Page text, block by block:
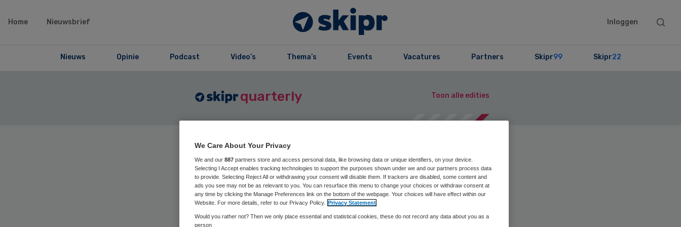
Home Nieuwsbrief Inloggen
Search
Nieuws Opinie Podcast Video’s Thema’s Events Vacatures Partners Skipr99 Skipr22
quarterly Toon alle edities
articles
De diepte | Nog een
We Care About Your Privacy
We and our 887 partners store and access personal data, like browsing data or unique identifiers, on your device.
Selecting I Accept enables tracking technologies to support the purposes shown under we and our partners process data
to provide. Selecting Reject All or withdrawing your consent will disable them. If trackers are disabled, some content and
ads you see may not be as relevant to you. You can resurface this menu to change your choices or withdraw consent at
any time by clicking the Manage Preferences link on the bottom of the webpage. Your choices will have effect within our
Website. For more details, refer to our Privacy Policy. Privacy Statement
Would you rather not? Then we only place essential and statistical cookies, these do not record any data about you as a
person